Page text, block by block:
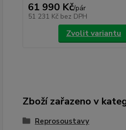
61 990 Kč/pár
51 231 Kč bez DPH
Zvolit variantu
Zboží zařazeno v
Reprosoustavy